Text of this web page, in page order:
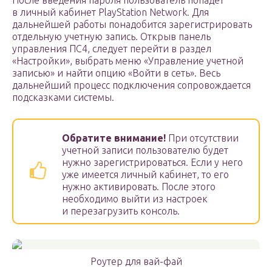
в личный кабинет PlayStation Network. Для
дальнейшей работы понадобится зарегистрировать
отдельную учетную запись. Открыв панель
управления ПС4, следует перейти в раздел
«Настройки», выбрать меню «Управление учетной
записью» и найти опцию «Войти в сеть». Весь
дальнейший процесс подключения сопровождается
подсказками системы.
Обратите внимание! При отсутствии
учетной записи пользователю будет
нужно зарегистрироваться. Если у него
уже имеется личный кабинет, то его
нужно активировать. После этого
необходимо выйти из настроек
и перезагрузить консоль.
Роутер для вай-фай